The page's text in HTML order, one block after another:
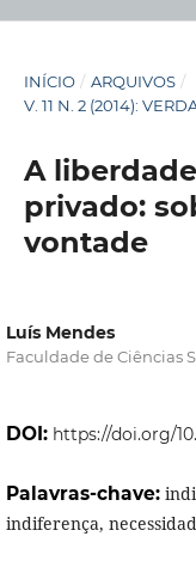
INÍCIO / ARQUIVOS /
V. 11 N. 2 (2014):
A
privado:
vontade
Luís Mendes
Faculdade de Ciências
DOI: https://doi.org/
Palavras-chave:
indiferença,